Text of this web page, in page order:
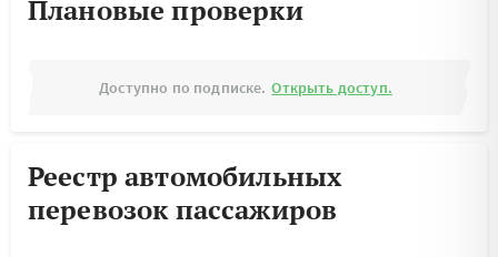
Плановые проверки
Доступно по подписке. Открыть доступ.
Реестр автомобильных
перевозок пассажиров